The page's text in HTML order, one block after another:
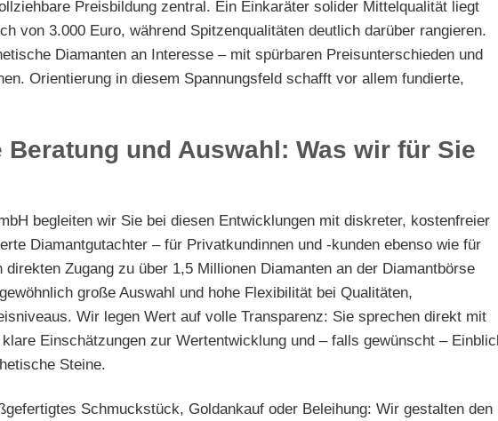
Preisbildung zentral. Ein Einkaräter solider Mittelqualität liegt
von 3.000 Euro, während Spitzenqualitäten deutlich darüber rangieren.
Diamanten an Interesse – mit spürbaren Preisunterschieden und
Orientierung in diesem Spannungsfeld schafft vor allem fundierte,
Beratung und Auswahl: Was wir für Sie
begleiten wir Sie bei diesen Entwicklungen mit diskreter, kostenfreier
Diamantgutachter – für Privatkundinnen und -kunden ebenso wie für
direkten Zugang zu über 1,5 Millionen Diamanten an der Diamantbörse
große Auswahl und hohe Flexibilität bei Qualitäten,
Wir legen Wert auf volle Transparenz: Sie sprechen direkt mit
Einschätzungen zur Wertentwicklung und – falls gewünscht –
Steine.
Schmuckstück, Goldankauf oder Beleihung: Wir gestalten den